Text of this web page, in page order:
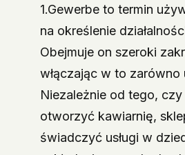
1.Gewerbe to termin
na określenie
Obejmuje on szeroki
włączając w to zarówno
Niezależnie od tego, czy
otworzyć kawiarnię,
świadczyć usługi w